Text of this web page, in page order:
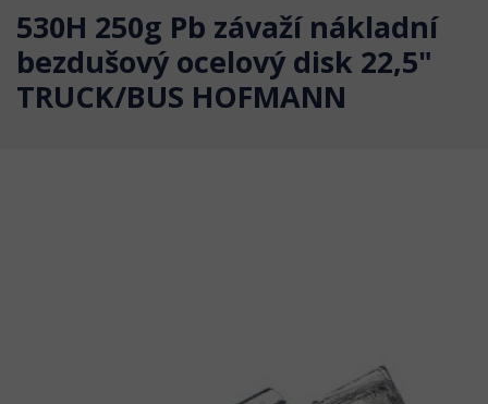
530H 250g Pb závaží nákladní
bezdušový ocelový disk 22,5"
TRUCK/BUS HOFMANN